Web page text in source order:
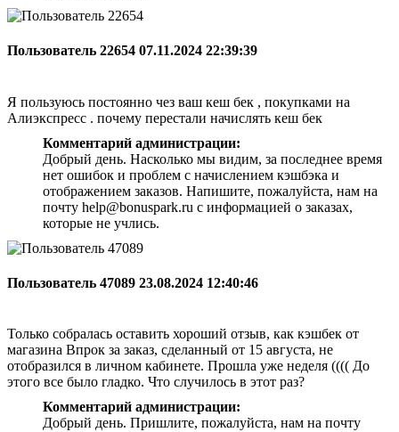
Пользователь 22654 07.11.2024 22:39:39
Я пользуюсь постоянно чез ваш кеш бек , покупками на
Алиэкспресс . почему перестали начислять кеш бек
Комментарий администрации:
Добрый день. Насколько мы видим, за последнее время
нет ошибок и проблем с начислением кэшбэка и
отображением заказов. Напишите, пожалуйста, нам на
почту help@bonuspark.ru с информацией о заказах,
которые не учлись.
Пользователь 47089 23.08.2024 12:40:46
Только собралась оставить хороший отзыв, как кэшбек от
магазина Впрок за заказ, сделанный от 15 августа, не
отобразился в личном кабинете. Прошла уже неделя (((( До
этого все было гладко. Что случилось в этот раз?
Комментарий администрации:
Добрый день. Пришлите, пожалуйста, нам на почту